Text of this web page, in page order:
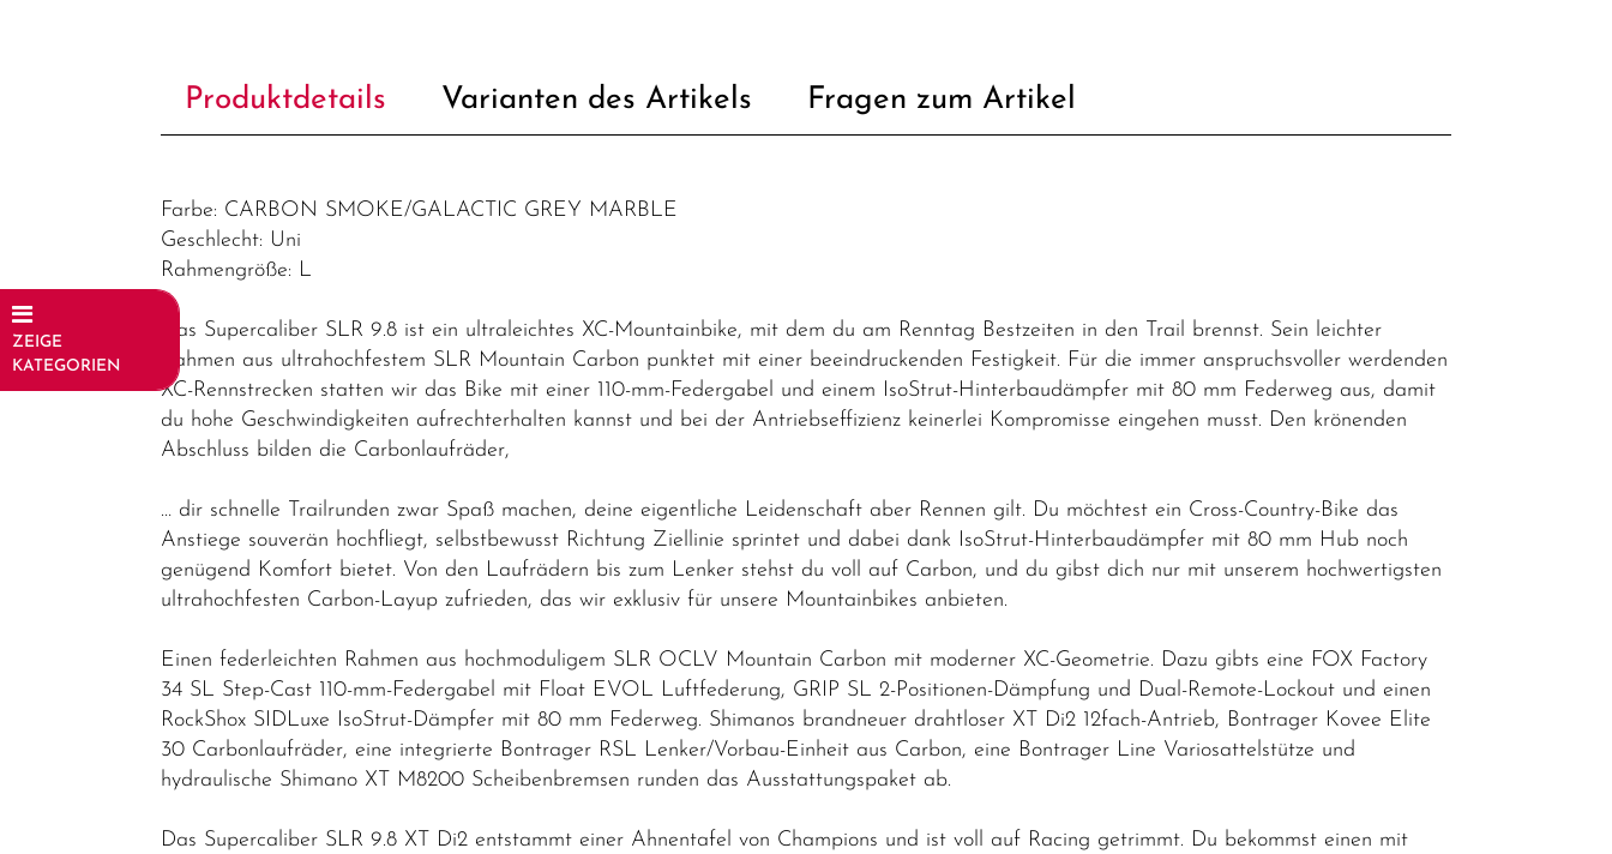
ZEIGE
KATEGORIEN
Elektrofahrräder
Jugendfahrräder
Mountainbikes
Produktdetails Varianten des Artikels Fragen zum Artikel
Farbe: CARBON SMOKE/GALACTIC GREY MARBLE
Geschlecht: Uni
Rahmengröße: L
Das Supercaliber SLR 9.8 ist ein ultraleichtes XC-Mountainbike, mit dem du am Renntag Bestzeiten in den Trail brennst. Sein leichter
Rahmen aus ultrahochfestem SLR Mountain Carbon punktet mit einer beeindruckenden Festigkeit. Für die immer anspruchsvoller werdenden
XC-Rennstrecken statten wir das Bike mit einer 110-mm-Federgabel und einem IsoStrut-Hinterbaudämpfer mit 80 mm Federweg aus, damit
du hohe Geschwindigkeiten aufrechterhalten kannst und bei der Antriebseffizienz keinerlei Kompromisse eingehen musst. Den krönenden
Abschluss bilden die Carbonlaufräder,
… dir schnelle Trailrunden zwar Spaß machen, deine eigentliche Leidenschaft aber Rennen gilt. Du möchtest ein Cross-Country-Bike das
Anstiege souverän hochfliegt, selbstbewusst Richtung Ziellinie sprintet und dabei dank IsoStrut-Hinterbaudämpfer mit 80 mm Hub noch
genügend Komfort bietet. Von den Laufrädern bis zum Lenker stehst du voll auf Carbon, und du gibst dich nur mit unserem hochwertigsten
ultrahochfesten Carbon-Layup zufrieden, das wir exklusiv für unsere Mountainbikes anbieten.
Einen federleichten Rahmen aus hochmoduligem SLR OCLV Mountain Carbon mit moderner XC-Geometrie. Dazu gibts eine FOX Factory
34 SL Step-Cast 110-mm-Federgabel mit Float EVOL Luftfederung, GRIP SL 2-Positionen-Dämpfung und Dual-Remote-Lockout und einen
RockShox SIDLuxe IsoStrut-Dämpfer mit 80 mm Federweg. Shimanos brandneuer drahtloser XT Di2 12fach-Antrieb, Bontrager Kovee Elite
30 Carbonlaufräder, eine integrierte Bontrager RSL Lenker/Vorbau-Einheit aus Carbon, eine Bontrager Line Variosattelstütze und
hydraulische Shimano XT M8200 Scheibenbremsen runden das Ausstattungspaket ab.
Das Supercaliber SLR 9.8 XT Di2 entstammt einer Ahnentafel von Champions und ist voll auf Racing getrimmt. Du bekommst einen mit